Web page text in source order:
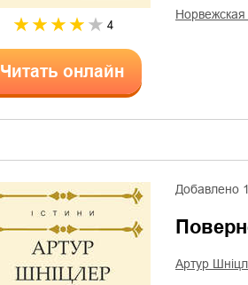
4
Читать онлайн
Добавлено
Артур